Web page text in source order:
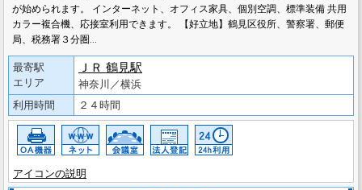
が始められます。 インターネット、オフィス家具、個別空調、標準装備 共用
カラー複合機、応接室利用できます。 【好立地】鶴見区役所、警察署、郵便
局、税務署３分圏…
最寄駅
エリア
ＪＲ 鶴見駅
神奈川／横浜
利用時間
２４時間
アイコンの説明